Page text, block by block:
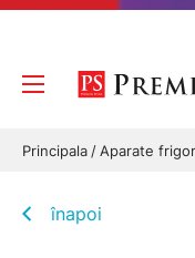
Principala Aparate
înapoi